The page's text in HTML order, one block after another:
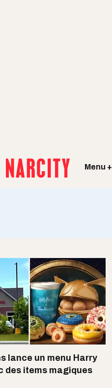
Menu +
lance un menu Harry
des items magiques